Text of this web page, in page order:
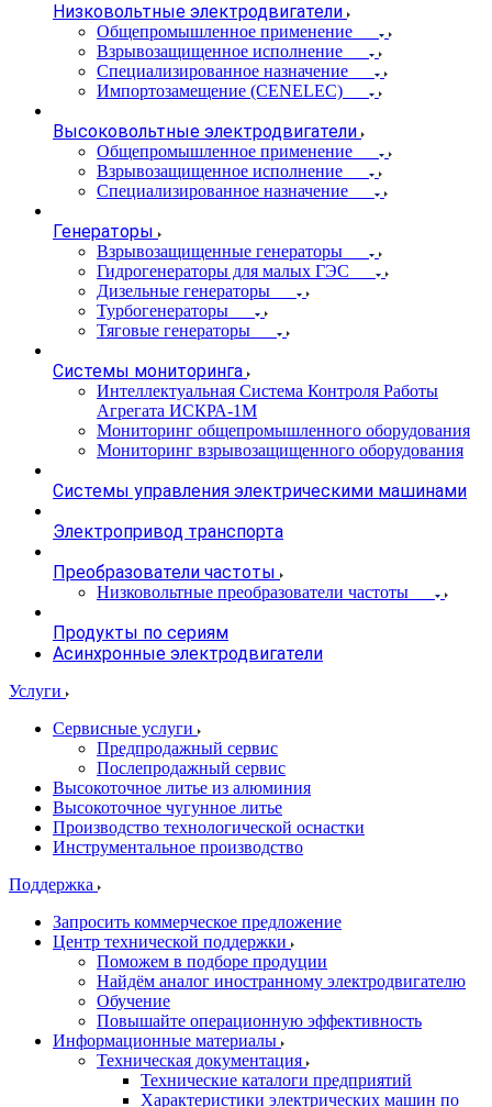
Низковольтные электродвигатели
Общепромышленное применение
Взрывозащищенное исполнение
Специализированное назначение
Импортозамещение (CENELEC)
Высоковольтные электродвигатели
Общепромышленное применение
Взрывозащищенное исполнение
Специализированное назначение
Генераторы
Взрывозащищенные генераторы
Гидрогенераторы для малых ГЭС
Дизельные генераторы
Турбогенераторы
Тяговые генераторы
Системы мониторинга
Интеллектуальная Система Контроля Работы
Агрегата ИСКРА-1М
Мониторинг общепромышленного оборудования
Мониторинг взрывозащищенного оборудования
Системы управления электрическими машинами
Электропривод транспорта
Преобразователи частоты
Низковольтные преобразователи частоты
Продукты по сериям
Асинхронные электродвигатели
Услуги
Сервисные услуги
Предпродажный сервис
Послепродажный сервис
Высокоточное литье из алюминия
Высокоточное чугунное литье
Производство технологической оснастки
Инструментальное производство
Поддержка
Запросить коммерческое предложение
Центр технической поддержки
Поможем в подборе продуции
Найдём аналог иностранному электродвигателю
Обучение
Повышайте операционную эффективность
Информационные материалы
Техническая документация
Технические каталоги предприятий
Характеристики электрических машин по